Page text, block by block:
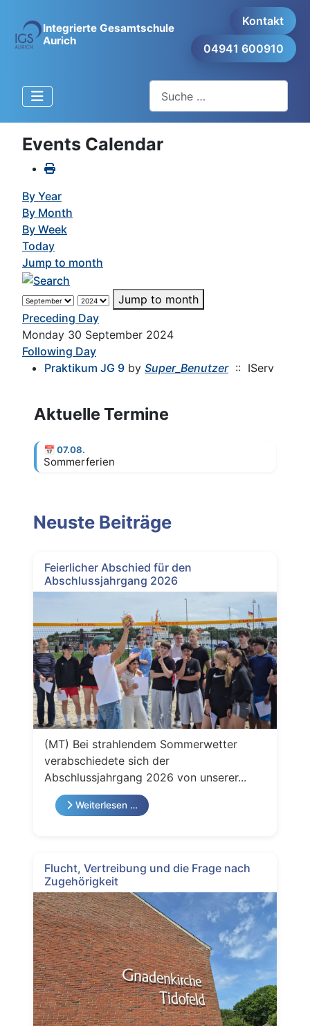
Integrierte Gesamtschule
Aurich
Kontakt
04941 600910
Events Calendar
By Year
By Month
By Week
Today
Jump to month
Jump to month
Preceding Day
Monday 30 September 2024
Following Day
Praktikum JG 9 by Super_Benutzer:: IServ
Aktuelle Termine
📅 07.08.
Sommerferien
Neuste Beiträge
Feierlicher Abschied für den
Abschlussjahrgang 2026
(MT) Bei strahlendem Sommerwetter
verabschiedete sich der
Abschlussjahrgang 2026 von unserer...
Weiterlesen …
Flucht, Vertreibung und die Frage nach
Zugehörigkeit